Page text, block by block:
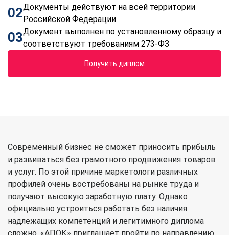
02Документы действуют на всей территории
Российской Федерации
03Документ выполнен по установленному образцу и
соответствуют требованиям 273-ФЗ
Получить диплом
Современный бизнес не сможет приносить прибыль
и развиваться без грамотного продвижения товаров
и услуг. По этой причине маркетологи различных
профилей очень востребованы на рынке труда и
получают высокую заработную плату. Однако
официально устроиться работать без наличия
надлежащих компетенций и легитимного диплома